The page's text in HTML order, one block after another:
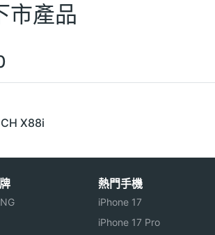
市產品
X88i
熱門手機
iPhone 17
iPhone 17 Pro